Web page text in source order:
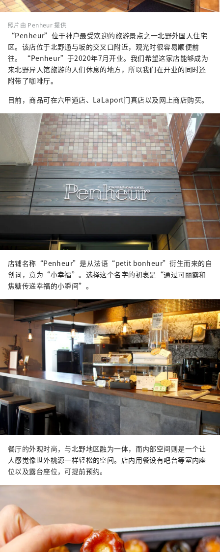
照片由 Penheur 提供
“Penheur”位于神户最受欢迎的旅游景点之一北野外国人住宅
区。该店位于北野通与坂的交叉口附近，观光时很容易顺便前
往。 “Penheur”于2020年7月开业。我们希望这家店能够成为
来北野异人馆旅游的人们休息的地方，所以我们在开业的同时还
附带了咖啡厅。
目前，商品可在六甲道店、LaLaport门真店以及网上商店购买。
店铺名称“Penheur”是从法语“petit bonheur”衍生而来的自
创词，意为“小幸福”。选择这个名字的初衷是“通过可丽露和
焦糖传递幸福的小瞬间”。
餐厅的外观时尚，与北野地区融为一体，而内部空间则是一个让
人感觉像世外桃源一样轻松的空间。店内用餐设有吧台等室内座
位以及露台座位，可提前预约。